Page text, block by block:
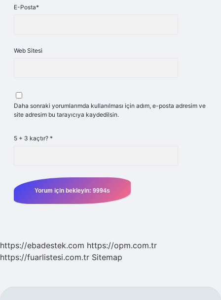
E-Posta*
Web Sitesi
Daha sonraki yorumlarımda kullanılması için adım, e-posta adresim ve
site adresim bu tarayıcıya kaydedilsin.
5 + 3 kaçtır? *
https://ebadestek.com https://opm.com.tr
https://fuarlistesi.com.tr Sitemap